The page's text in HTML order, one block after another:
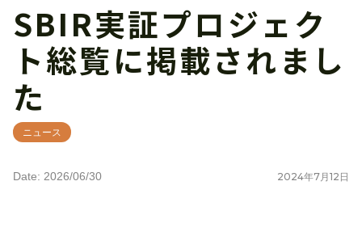
SBIR実証プロジェク
ト総覧に掲載されまし
た
ニュース
Date: 2026/06/30 2024年7月12 日